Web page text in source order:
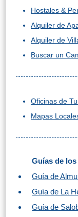
Hostales &
Alquiler de
Alquiler de
Buscar un
Oficinas de
Mapas
Guías de
Guía de
Guía de La
Guía de